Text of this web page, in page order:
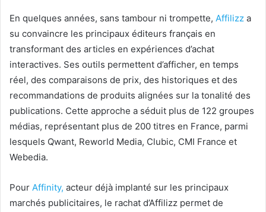
En quelques années, sans tambour ni trompette, Affilizz a
su convaincre les principaux éditeurs français en
transformant des articles en expériences d’achat
interactives. Ses outils permettent d’afficher, en temps
réel, des comparaisons de prix, des historiques et des
recommandations de produits alignées sur la tonalité des
publications. Cette approche a séduit plus de 122 groupes
médias, représentant plus de 200 titres en France, parmi
lesquels Qwant, Reworld Media, Clubic, CMI France et
Webedia.
Pour Affinity, acteur déjà implanté sur les principaux
marchés publicitaires, le rachat d’Affilizz permet de